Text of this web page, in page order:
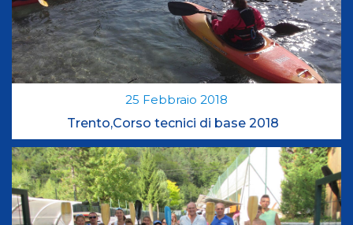
25 Febbraio 2018
Trento,Corso tecnici di base 2018